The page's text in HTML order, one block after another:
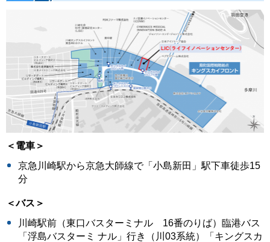
＜電車＞
京急川崎駅から京急大師線で「小島新田」駅下車徒歩15
分
＜バス＞
川崎駅前（東口バスターミナル 16番のりば）臨港バス
「浮島バスターミ ナル」行き（川03系統）「キングスカ